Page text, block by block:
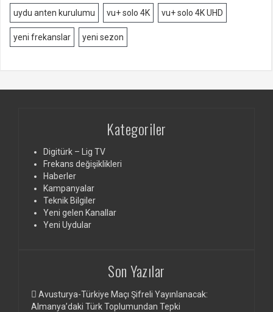
uydu anten kurulumu vu+ solo 4K vu+ solo 4K UHD
yeni frekanslar yeni sezon
Kategoriler
Digitürk – Lig TV
Frekans değişiklikleri
Haberler
Kampanyalar
Teknik Bilgiler
Yeni gelen Kanallar
Yeni Uydular
Son Yazılar
Avusturya-Türkiye Maçı Şifreli Yayınlanacak:
Almanya’daki Türk Toplumundan Tepki